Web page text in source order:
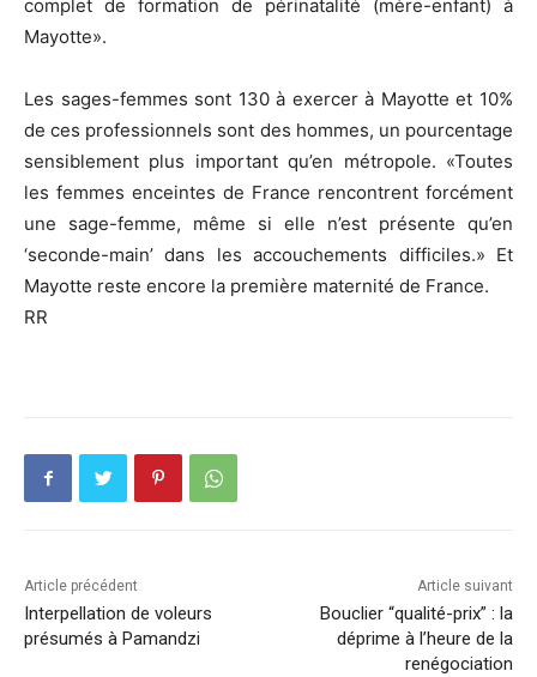
complet de formation de périnatalité (mère-enfant) à
Mayotte».
Les sages-femmes sont 130 à exercer à Mayotte et 10%
de ces professionnels sont des hommes, un pourcentage
sensiblement plus important qu’en métropole. «Toutes
les femmes enceintes de France rencontrent forcément
une sage-femme, même si elle n’est présente qu’en
‘seconde-main’ dans les accouchements difficiles.» Et
Mayotte reste encore la première maternité de France.
RR
Article précédent
Interpellation de voleurs
présumés à Pamandzi
Article suivant
Bouclier “qualité-prix” : la
déprime à l’heure de la
renégociation